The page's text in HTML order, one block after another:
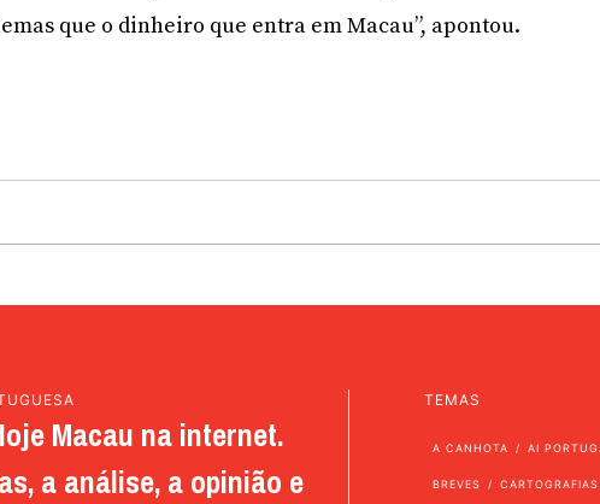
que o dinheiro que entra em Macau”, apontou.
Macau na internet.
a análise, a opinião e
TEMAS
A CANHOTA AI
BREVES CARTOGRAFIAS